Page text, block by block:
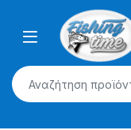
Skip to navigation
Αναζήτηση για: